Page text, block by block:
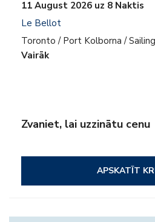
11 August 2026 uz 8 Naktis
Le Bellot
Toronto / Port Kolborna /
Vairāk
Zvaniet, lai uzzinātu cenu
APSKATĪT